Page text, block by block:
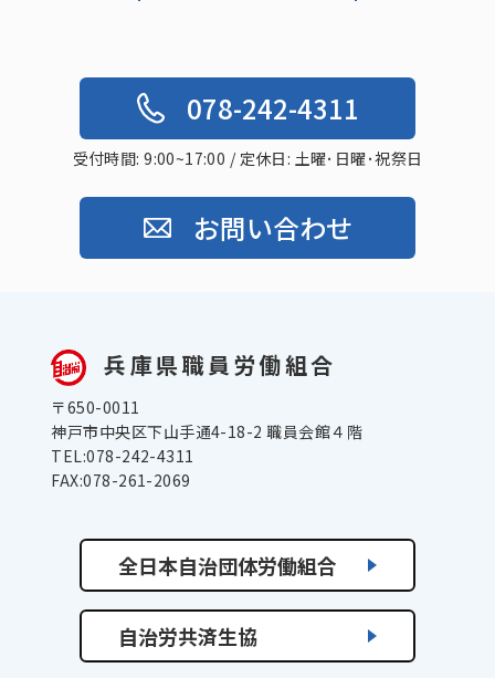
078-242-4311
受付時間: 9:00~17:00 / 定休日: 土曜･日曜･祝祭日
お問い合わせ
兵庫県職員労働組合
〒650-0011
神戸市中央区下山手通4-18-2 職員会館４階
TEL:078-242-4311
FAX:078-261-2069
全日本自治団体労働組合
自治労共済生協